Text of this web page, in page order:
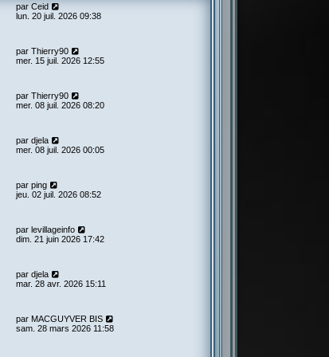
par Ceid
lun. 20 juil. 2026 09:38
par Thierry90
mer. 15 juil. 2026 12:55
par Thierry90
mer. 08 juil. 2026 08:20
par djela
mer. 08 juil. 2026 00:05
par ping
jeu. 02 juil. 2026 08:52
par levillageinfo
dim. 21 juin 2026 17:42
par djela
mar. 28 avr. 2026 15:11
par MACGUYVER BIS
sam. 28 mars 2026 11:58